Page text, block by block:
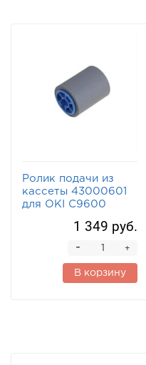
Ролик подачи из
кассеты 43000601
для OKI C9600
1 349 руб.
+
-
В корзину